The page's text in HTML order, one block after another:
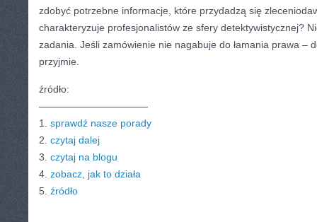
zdobyć potrzebne informacje, które przydadzą się
charakteryzuje profesjonalistów ze sfery detektywistycznej?
zadania. Jeśli zamówienie nie nagabuje do łamania prawa –
przyjmie.
źródło:
———————————
1. sprawdź nasze porady
2. czytaj dalej
3. czytaj na blogu
4. zobacz, jak to działa
5. źródło